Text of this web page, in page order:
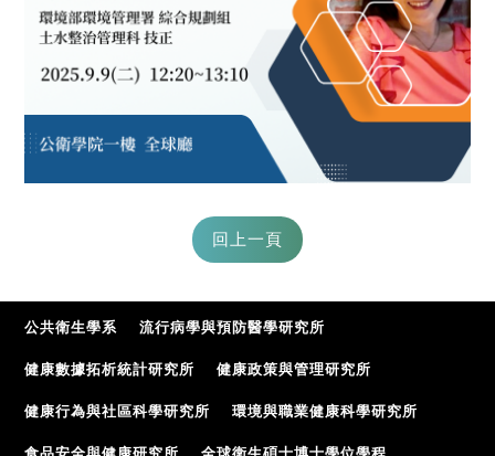
公共衛生學系 流行病學與預防醫學研究所
健康數據拓析統計研究所 健康政策與管理研究所
健康行為與社區科學研究所 環境與職業健康科學研究所